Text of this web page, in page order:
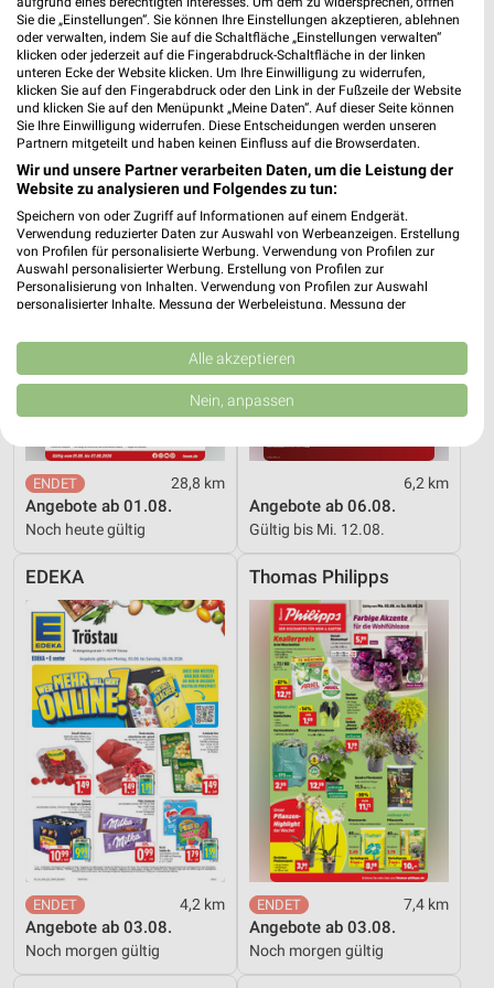
1,5 km
Angebote ab 03.08.
Noch morgen gültig
1,5 km
Angebote ab 10.08.
Gültig ab Mo. 10.08.
toom Baumarkt
28,8 km
Angebote ab 01.08.
Noch heute gültig
6,2 km
Angebote ab 06.08.
Gültig bis Mi. 12.08.
EDEKA
4,2 km
Angebote ab 03.08.
Noch morgen gültig
Thomas Philipps
7,4 km
Angebote ab 03.08.
Noch morgen gültig
Sie die „Einstellungen“. Sie können Ihre Einstellungen akzeptieren, ablehnen
oder verwalten, indem Sie auf die Schaltfläche „Einstellungen verwalten“
klicken oder jederzeit auf die Fingerabdruck-Schaltfläche in der linken
unteren Ecke der Website klicken. Um Ihre Einwilligung zu widerrufen,
klicken Sie auf den Fingerabdruck oder den Link in der Fußzeile der Website
und klicken Sie auf den Menüpunkt „Meine Daten“. Auf dieser Seite können
Sie Ihre Einwilligung widerrufen. Diese Entscheidungen werden unseren
Partnern mitgeteilt und haben keinen Einfluss auf die Browserdaten.
Wir und unsere Partner verarbeiten Daten, um die Leistung der
Website zu analysieren und Folgendes zu tun:
Speichern von oder Zugriff auf Informationen auf einem Endgerät.
Verwendung reduzierter Daten zur Auswahl von Werbeanzeigen. Erstellung
von Profilen für personalisierte Werbung. Verwendung von Profilen zur
Auswahl personalisierter Werbung. Erstellung von Profilen zur
Personalisierung von Inhalten. Verwendung von Profilen zur Auswahl
personalisierter Inhalte. Messung der Werbeleistung. Messung der
Kombinationen von Daten aus verschiedenen Quellen. Entwicklung und
Verbesserung der Angebote. Verwendung reduzierter Daten zur Auswahl
von Inhalten.
Daten können außerhalb der Europäischen Union weitergegeben und in die
Website/App.
Partnerliste anzeigen (1 IAB-Anbieter)
Wir nutzen Ihre Daten für folgende Zwecke:
IAB-Verarbeitungszwecke:
Speichern von oder Zugriff auf Informationen
auf einem Endgerät
Verwendung reduzierter Daten zur Auswahl von
Werbeanzeigen
Erstellung von Profilen für personalisierte
Werbung
Verwendung von Profilen zur Auswahl
personalisierter Werbung
Erstellung von Profilen zur Personalisierung
von Inhalten
personalisierter Inhalte
Messung der Werbeleistung
Alle akzeptieren
Nein, anpassen